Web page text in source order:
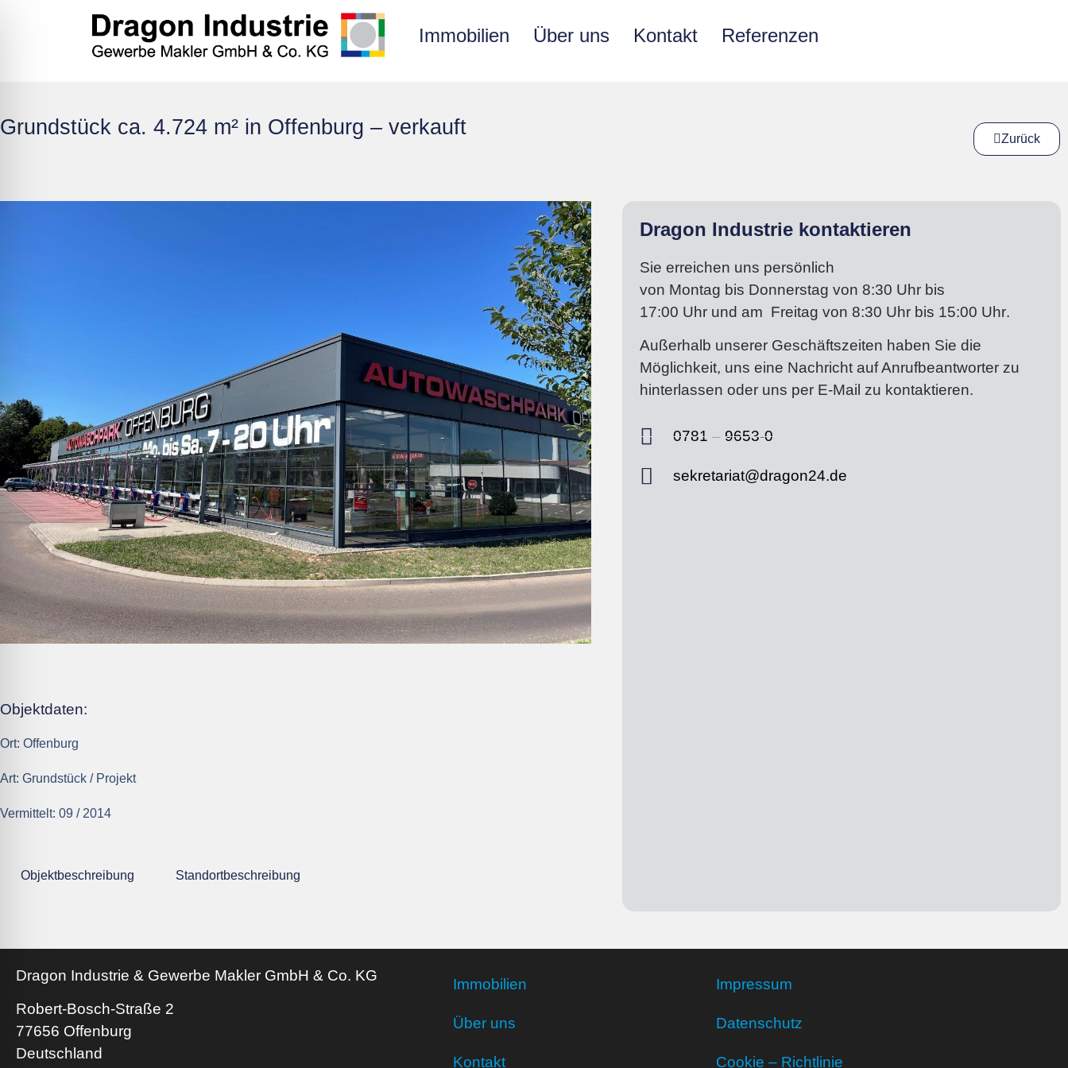
Immobilien Über uns Kontakt Referenzen
Grundstück ca. 4.724 m² in Offenburg – verkauft Zurück
Objektdaten:
Ort: Offenburg
Art: Grundstück / Projekt
Vermittelt: 09 / 2014
Objektbeschreibung Standortbeschreibung
Dragon Industrie kontaktieren
Sie erreichen uns persönlich
von Montag bis Donnerstag von 8:30 Uhr bis
17:00 Uhrund am Freitag von 8:30 Uhr bis 15:00 Uhr.
Außerhalb unserer Geschäftszeiten haben Sie die
Möglichkeit, uns eine Nachricht auf Anrufbeantworter zu
hinterlassen oder uns per E-Mail zu kontaktieren.
0781 – 9653-0
sekretariat@dragon24.de
Dragon Industrie & Gewerbe Makler GmbH & Co. KG
Robert-Bosch-Straße 2
77656 Offenburg
Deutschland
Immobilien
Über uns
Kontakt
Impressum
Datenschutz
Cookie – Richtlinie